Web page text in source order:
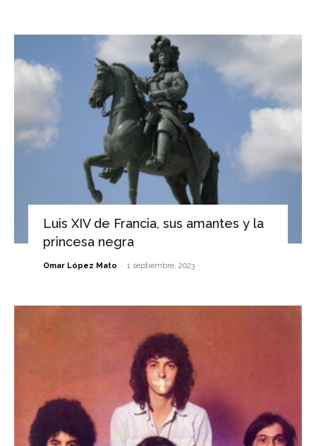
Luis XIV de Francia, sus amantes y la
princesa negra
Omar López Mato - 1 septiembre, 2023